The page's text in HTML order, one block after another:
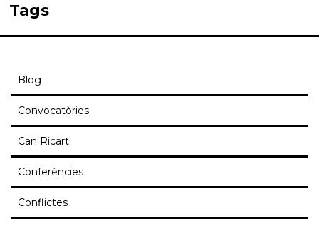
Tags
Blog
Convocatòries
Can Ricart
Conferències
Conflictes